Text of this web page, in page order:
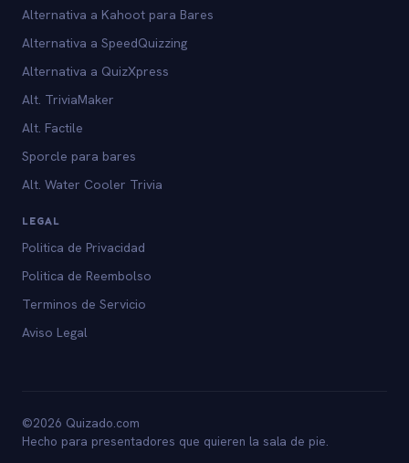
Alternativa a Kahoot para Bares
Alternativa a SpeedQuizzing
Alternativa a QuizXpress
Alt. TriviaMaker
Alt. Factile
Sporcle para bares
Alt. Water Cooler Trivia
LEGAL
Politica de Privacidad
Politica de Reembolso
Terminos de Servicio
Aviso Legal
©2026 Quizado.com
Hecho para presentadores que quieren la sala de pie.